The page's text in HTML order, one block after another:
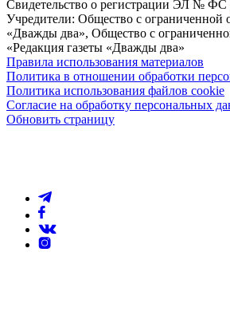
Свидетельство о регистрации ЭЛ № ФС
Учредители: Общество с ограниченной
«Дважды два», Общество с
«Редакция газеты «Дважды два»
Правила использования материалов
Политика в отношении обработки
Политика использования файлов cookie
Согласие на обработку персональных
Обновить страницу